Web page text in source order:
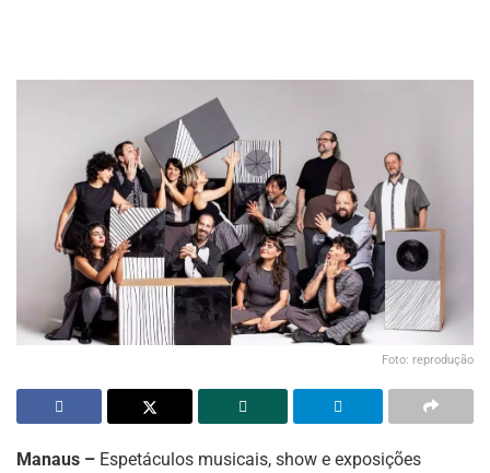
Foto: reprodução
Manaus – Espetáculos musicais, show e exposições